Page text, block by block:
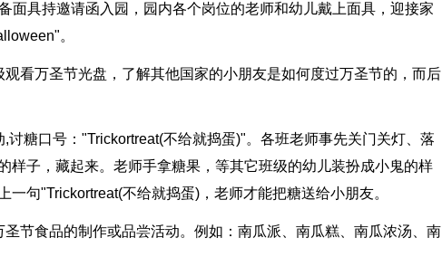
面具持邀请函入园，园内各个岗位的老师和幼儿戴上面具，迎接家
。
看万圣节光盘，了解其他国家的小朋友是如何度过万圣节的，而后
讨糖口号："Trickortreat(不给就捣蛋)"。各班老师事先关门关灯、落
样子，藏起来。老师手拿糖果，等其它班级的幼儿装扮成小鬼的样
一句"Trickortreat(不给就捣蛋)，老师才能把糖送给小朋友。
节食品的制作或品尝活动。例如：南瓜派、南瓜糕、南瓜浓汤、南